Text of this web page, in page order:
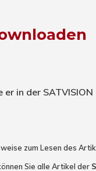
er in der
zum Lesen des
Sie alle Artikel der